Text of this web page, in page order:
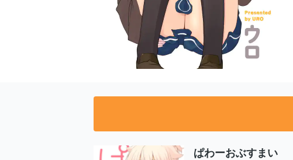
ぱわーおぶすまい